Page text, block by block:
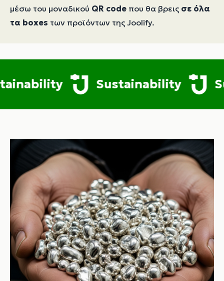
μέσω του μοναδικού QR code που θα βρεις σε όλα
τα boxes των προϊόντων της Joolify.
Sustainability